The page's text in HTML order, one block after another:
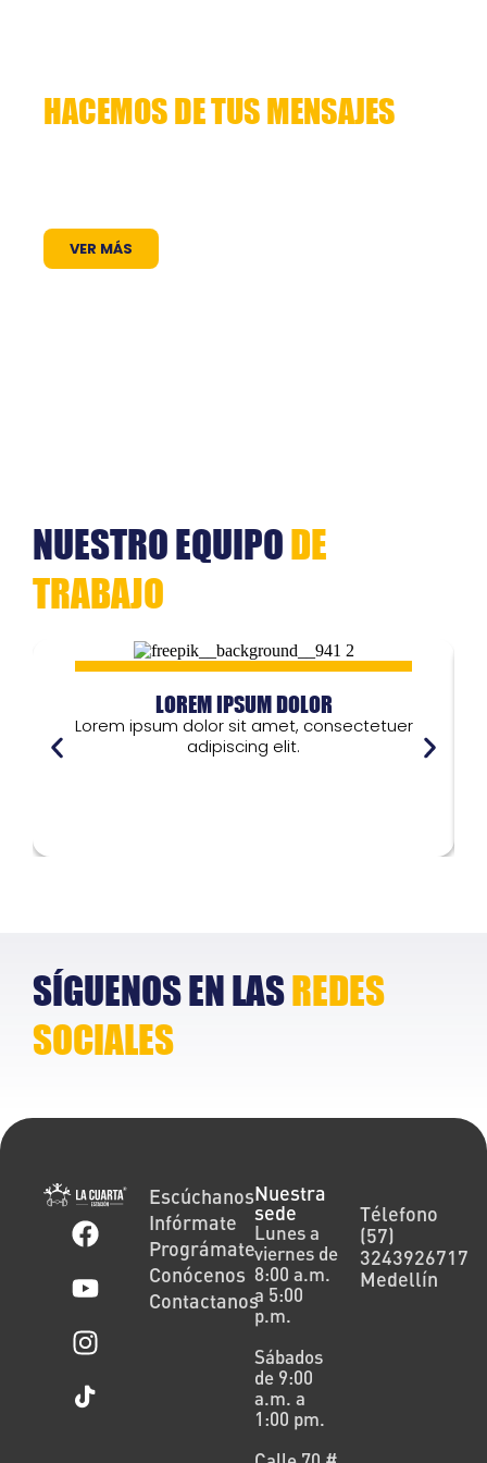
HACEMOS DE TUS MENSAJES
VER MÁS
NUESTRO EQUIPODE
TRABAJO
LOREM IPSUM DOLOR
Lorem ipsum dolor sit amet, consectetuer
adipiscing elit.
SÍGUENOS EN LASREDES
SOCIALES
Escúchanos
Infórmate
Prográmate
Conócenos
Contactanos
Nuestra
sede
Lunes a
viernes de
8:00 a.m.
a 5:00
p.m.
Sábados
de 9:00
a.m. a
1:00 pm.
Télefono
(57)
3243926717
Medellín